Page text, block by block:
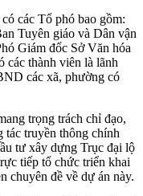
các Tổ phó bao gồm:
Tuyên giáo và Dân vận
Giám đốc Sở Văn hóa
các thành viên là lãnh
các xã, phường có
trọng trách chỉ đạo,
tác truyền thông chính
tư xây dựng Trục đại lộ
tiếp tổ chức triển khai
chuyên đề về dự án này.